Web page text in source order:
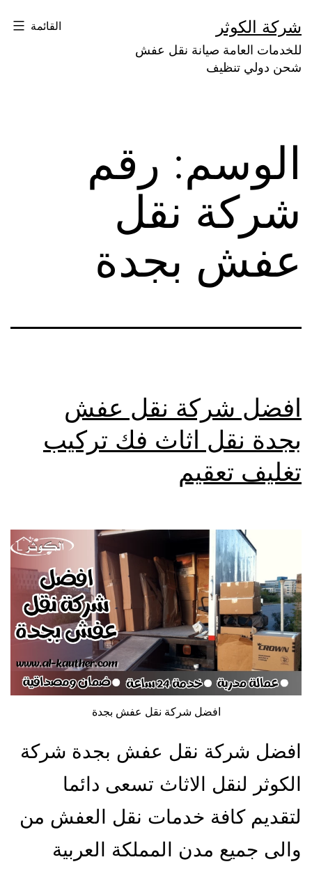
إلى
المحتوى
شركة الكوثر
للخدمات العامة صيانة نقل عفش
شحن دولي تنظيف
القائمة
الوسم: رقم
شركة نقل
عفش بجدة
افضل شركة نقل عفش
بجدة نقل اثاث فك تركيب
تغليف تعقيم
افضل شركة نقل عفش بجدة
افضل شركة نقل عفش بجدة شركة
الكوثر لنقل الاثاث تسعى دائما
لتقديم كافة خدمات نقل العفش من
والى جميع مدن المملكة العربية